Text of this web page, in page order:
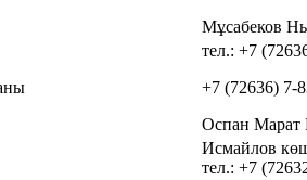
Мұсабеков
тел.: +7
+7 (72636)
Оспан Марат
Исмайлов
тел.: +7